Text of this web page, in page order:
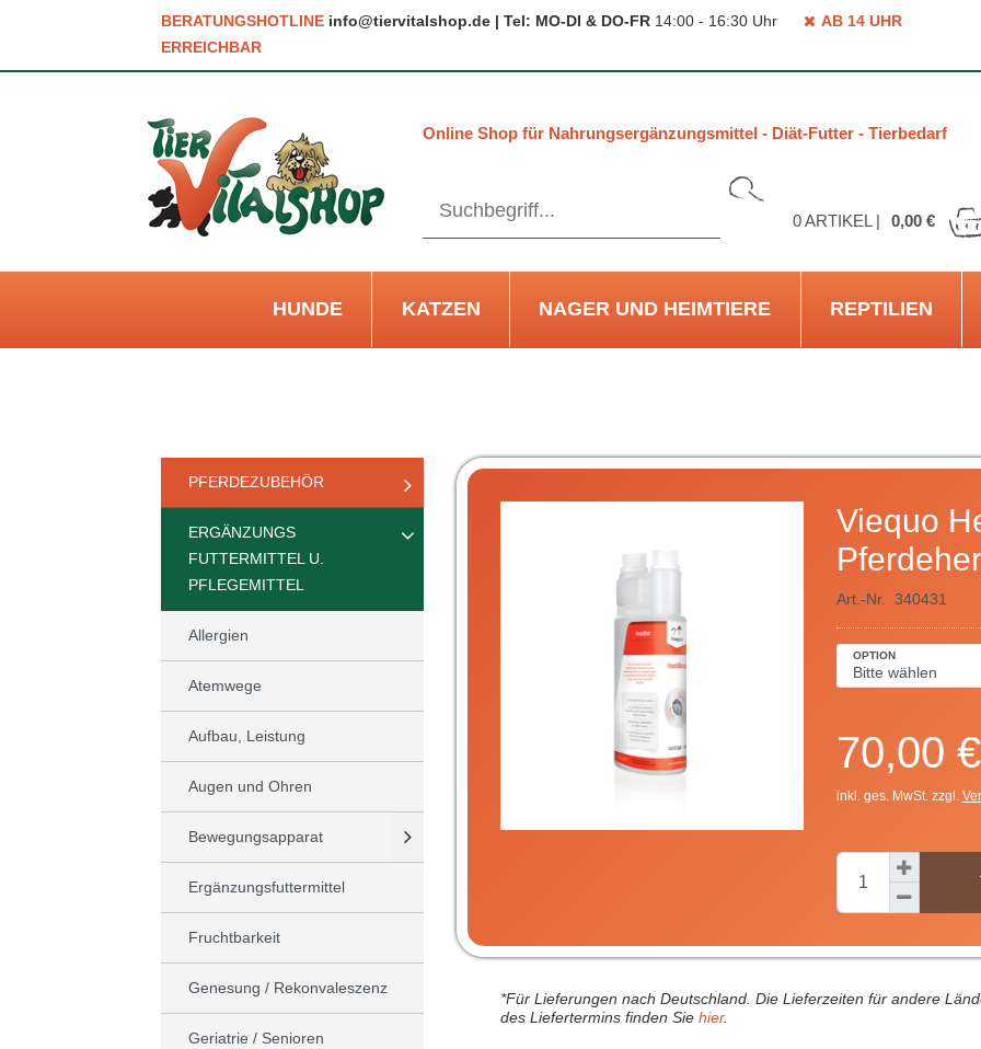
BERATUNGSHOTLINE info@tiervitalshop.de | Tel: MO-DI & DO-FR 14:00 - 16:30 Uhr
AB 14 UHR
ERREICHBAR
Online Shop für Nahrungsergänzungsmittel - Diät-Futter - Tierbedarf
0ARTIKEL | 0,00 €
HUNDE KATZEN NAGER UND HEIMTIERE REPTILIEN
PFERDEZUBEHÖR
ERGÄNZUNGS
FUTTERMITTEL U.
PFLEGEMITTEL
Allergien
Atemwege
Aufbau, Leistung
Augen und Ohren
Bewegungsapparat
Ergänzungsfuttermittel
Fruchtbarkeit
Genesung / Rekonvaleszenz
Geriatrie / Senioren
Viequo
Art.-Nr. 340431
OPTION
70,00 €
inkl. ges. MwSt. zzgl.
*Für Lieferungen nach Deutschland. Die Lieferzeiten für andere
des Liefertermins finden Sie hier.